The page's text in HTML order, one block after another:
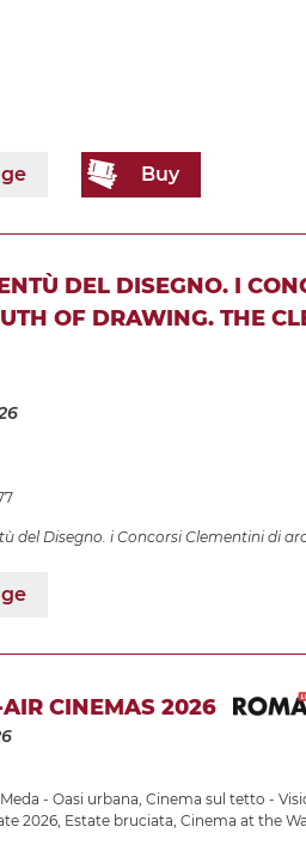
Buy
DEL DISEGNO. I
OF DRAWING. THE
del Disegno. i Concorsi Clementini di
CINEMAS 2026
Meda - Oasi urbana Cinema sul tetto -
2026 Estate bruciata Cinema at the